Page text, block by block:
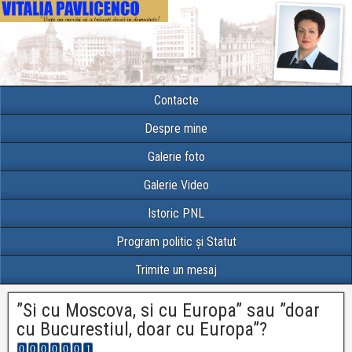
Contacte
Despre mine
Galerie foto
Galerie Video
Istoric PNL
Program politic și Statut
Trimite un mesaj
”Si cu Moscova, si cu Europa” sau ”doar
cu Bucurestiul, doar cu Europa”?